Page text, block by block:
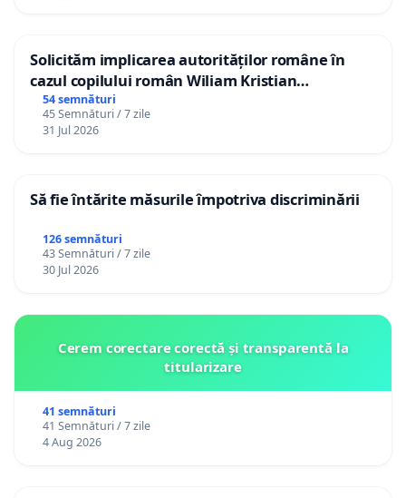
Solicităm implicarea autorităților române în
cazul copilului român Wiliam Kristian
Gheorghe, aflat în plasament în Danemarca de
12 ani
54 semnături
45 Semnături / 7 zile
31 Jul 2026
Să fie întărite măsurile împotriva discriminării
126 semnături
43 Semnături / 7 zile
30 Jul 2026
Cerem corectare corectă și transparentă la
titularizare
41 semnături
41 Semnături / 7 zile
4 Aug 2026